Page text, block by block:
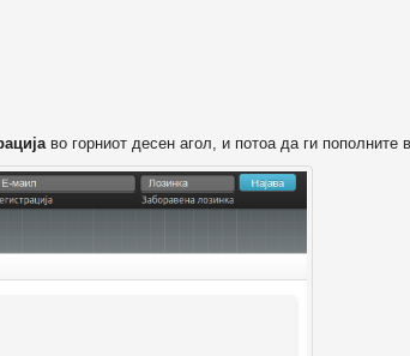
во горниот десен агол, и потоа да ги пополните